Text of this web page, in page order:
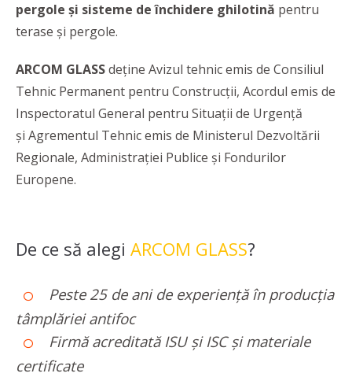
pergole și sisteme de închidere ghilotină pentru
terase și pergole.
ARCOM GLASSdeține Avizul tehnic emis de Consiliul
Tehnic Permanent pentru Construcții, Acordul emis de
Inspectoratul General pentru Situații de Urgență
și Agrementul Tehnic emis de Ministerul Dezvoltării
Regionale, Administrației Publice și Fondurilor
Europene.
De ce să alegi ARCOM GLASS?
Peste 25 de ani de experiență în producția
tâmplăriei antifoc
Firmă acreditată ISU și ISC și materiale
certificate